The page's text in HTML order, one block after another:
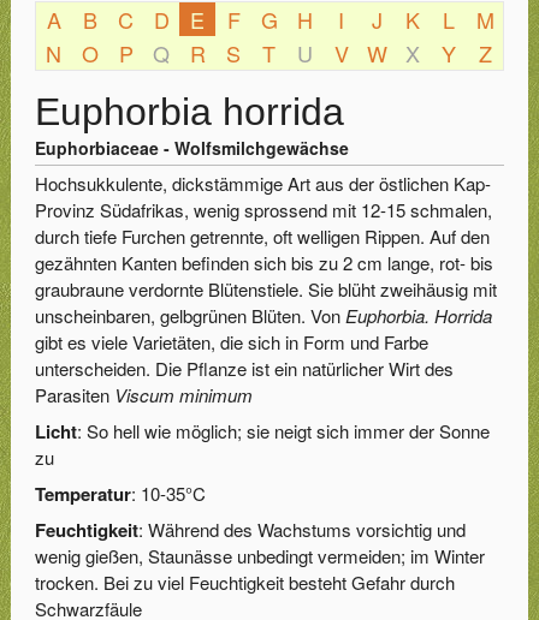
A B C D E F G H I J K L
M
N
O P Q R S T U V W X Y Z
Euphorbia horrida
Euphorbiaceae - Wolfsmilchgewächse
Hochsukkulente, dickstämmige Art aus der östlichen Kap-
Provinz Südafrikas, wenig sprossend mit 12-15 schmalen,
durch tiefe Furchen getrennte, oft welligen Rippen. Auf den
gezähnten Kanten befinden sich bis zu 2 cm lange, rot- bis
graubraune verdornte Blütenstiele. Sie blüht zweihäusig mit
unscheinbaren, gelbgrünen Blüten. Von Euphorbia. Horrida
gibt es viele Varietäten, die sich in Form und Farbe
unterscheiden. Die Pflanze ist ein natürlicher Wirt des
Parasiten Viscum minimum
Licht: So hell wie möglich; sie neigt sich immer der Sonne
zu
Temperatur: 10-35°C
Feuchtigkeit: Während des Wachstums vorsichtig und
wenig gießen, Staunässe unbedingt vermeiden; im Winter
trocken. Bei zu viel Feuchtigkeit besteht Gefahr durch
Schwarzfäule